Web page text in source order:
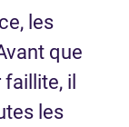
les
que
il
les